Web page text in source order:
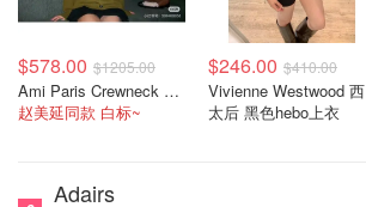
$578.00 $1205.00
Ami Paris Crewneck 爱心羊毛开衫
赵美延同款 白标~
$246.00 $410.00
Vivienne Westwood 西
太后 黑色hebo上衣
Adairs